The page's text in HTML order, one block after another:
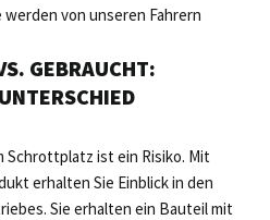
von unseren Fahrern
GEBRAUCHT:
Schrottplatz ist ein Risiko. Mit
erhalten Sie Einblick in den
Sie erhalten ein Bauteil mit